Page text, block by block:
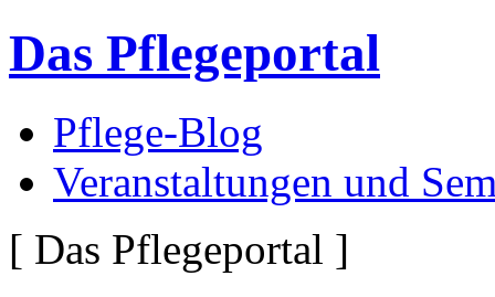
Das Pflegeportal
Pflege-Blog
Veranstaltungen und
[ Das Pflegeportal ]